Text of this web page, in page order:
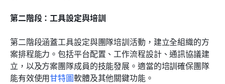
第二階段：工具設定與培訓
第二階段涵蓋工具設定與團隊培訓活動，建立全組織的方
案排程能力。包括平台配置、工作流程設計、通訊協議建
立，以及方案團隊成員的技能發展。適當的培訓確保團隊
能有效使用甘特圖軟體及其他關鍵功能。